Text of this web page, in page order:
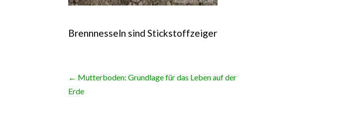
Brennnesseln sind Stickstoffzeiger
Beitragsnavigation
← Mutterboden: Grundlage für das Leben auf der
Erde